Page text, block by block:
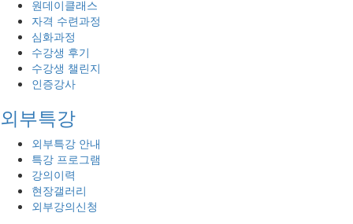
원데이클래스
자격 수련과정
심화과정
수강생 후기
수강생 챌린지
인증강사
외부특강
외부특강 안내
특강 프로그램
강의이력
현장갤러리
외부강의신청